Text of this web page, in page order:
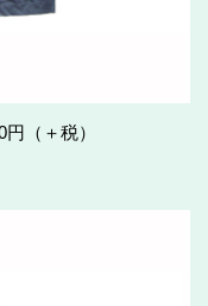
（＋税）